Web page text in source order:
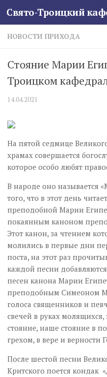
Skip to content
НОВОСТИ ПРИХОДА
Стояние Марии
Троицком
14.04.2021
На пятой седмице
храмах совершается
которое особо любят
В народе оно называется
того, что в этот день
преподобной Марии
покаянным каноном
Этот канон, за чтением
молились в первые дни
поста, на этот раз
каждой песни
песен канона Марии
преподобным Симеоном
голоса священников и
свечей в руках
стояние, наше стояние в
грехом, в вере и верности
После шестой песни
Критского поется кондак